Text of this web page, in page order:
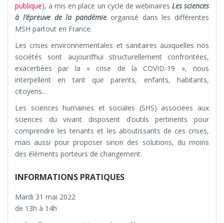
publique), a mis en place un cycle de webinaires Les sciences
à l’épreuve de la pandémie organisé dans les différentes
MSH partout en France.
Les crises environnementales et sanitaires auxquelles nos
sociétés sont aujourd’hui structurellement confrontées,
exacerbées par la « crise de la COVID-19 », nous
interpellent en tant que parents, enfants, habitants,
citoyens…
Les sciences humaines et sociales (SHS) associées aux
sciences du vivant disposent d’outils pertinents pour
comprendre les tenants et les aboutissants de ces crises,
mais aussi pour proposer sinon des solutions, du moins
des éléments porteurs de changement.
INFORMATIONS PRATIQUES
Mardi 31 mai 2022
de 13h à 14h